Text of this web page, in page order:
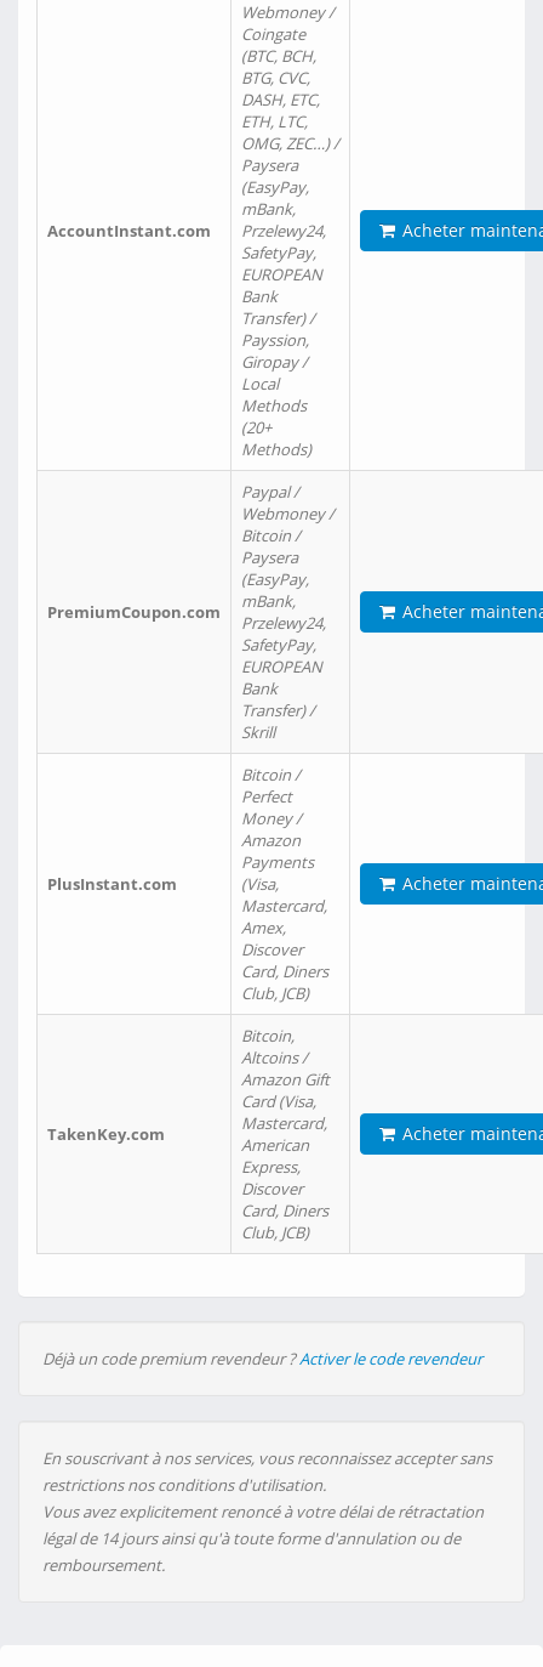
AccountInstant.com
Webmoney /
Coingate
(BTC, BCH,
BTG, CVC,
DASH, ETC,
ETH, LTC,
OMG, ZEC…) /
Paysera
(EasyPay,
mBank,
Przelewy24,
SafetyPay,
EUROPEAN
Bank
Transfer) /
Payssion,
Giropay /
Local
Methods
(20+
Methods)
Acheter
PremiumCoupon.com
Paypal /
Webmoney /
Bitcoin /
Paysera
(EasyPay,
mBank,
Przelewy24,
SafetyPay,
EUROPEAN
Bank
Transfer) /
Skrill
Acheter
PlusInstant.com
Bitcoin /
Perfect
Money /
Amazon
Payments
(Visa,
Mastercard,
Amex,
Discover
Card, Diners
Club, JCB)
Acheter
TakenKey.com
Bitcoin,
Altcoins /
Amazon Gift
Card (Visa,
Mastercard,
American
Express,
Discover
Card, Diners
Club, JCB)
Acheter
Déjà un code premium revendeur ?Activer le code revendeur
En souscrivant à nos services, vous reconnaissez accepter sans
restrictions nos conditions d'utilisation.
Vous avez explicitement renoncé à votre délai de rétractation
légal de 14 jours ainsi qu'à toute forme d'annulation ou de
remboursement.